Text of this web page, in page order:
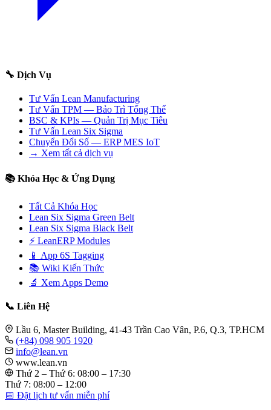
🔧 Dịch Vụ
Tư Vấn Lean Manufacturing
Tư Vấn TPM — Bảo Trì Tổng Thể
BSC & KPIs — Quản Trị Mục Tiêu
Tư Vấn Lean Six Sigma
Chuyển Đổi Số — ERP MES IoT
→ Xem tất cả dịch vụ
📚 Khóa Học & Ứng Dụng
Tất Cả Khóa Học
Lean Six Sigma Green Belt
Lean Six Sigma Black Belt
⚡ LeanERP Modules
📱 App 6S Tagging
📚 Wiki Kiến Thức
🔬 Xem Apps Demo
📞 Liên Hệ
Lầu 6, Master Building, 41-43 Trần Cao Vân, P.6, Q.3, TP.HCM
(+84) 098 905 1920
info@lean.vn
www.lean.vn
Thứ 2 – Thứ 6: 08:00 – 17:30
Thứ 7: 08:00 – 12:00
📅 Đặt lịch tư vấn miễn phí